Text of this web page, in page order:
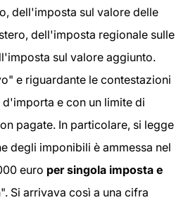
dell'imposta sul valore delle
dell'imposta regionale sulle
sul valore aggiunto.
e riguardante le contestazioni
e con un limite di
pagate. In particolare, si legge
degli imponibili è ammessa nel
euro per singola imposta e
". Si arrivava così a una cifra